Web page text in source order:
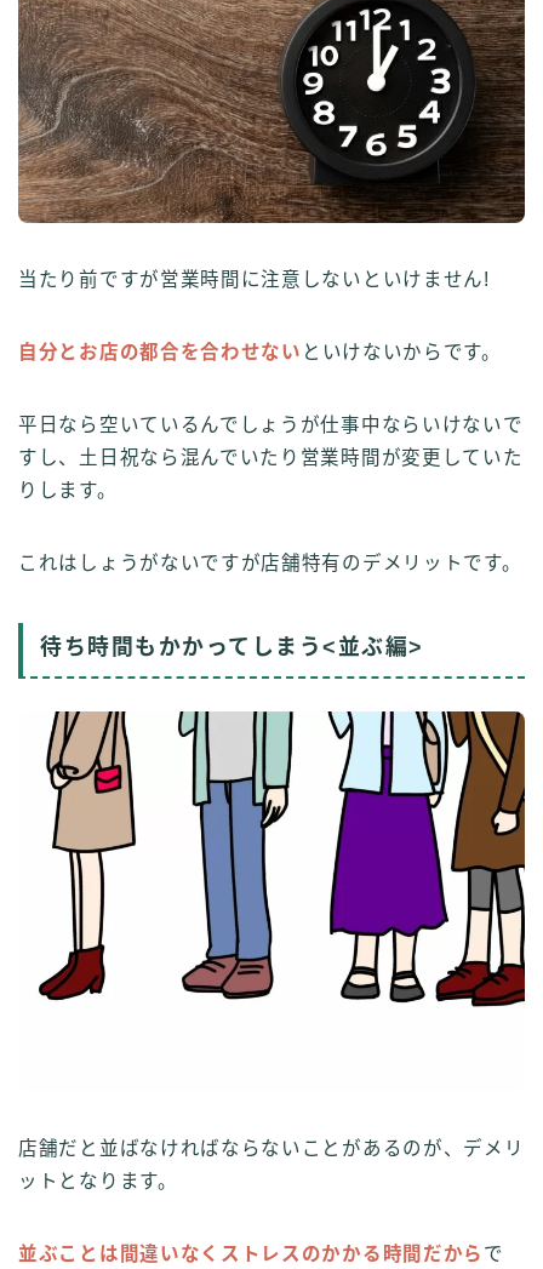
当たり前ですが営業時間に注意しないといけません!
自分とお店の都合を合わせない といけないからです。
平日なら空いているんでしょうが仕事中ならいけないで
すし、土日祝なら混んでいたり営業時間が変更していた
りします。
これはしょうがないですが店舗特有のデメリットです。
待ち時間もかかってしまう<並ぶ編>
店舗だと並ばなければならないことがあるのが、デメリ
ットとなります。
並ぶことは間違いなくストレスのかかる時間だから で